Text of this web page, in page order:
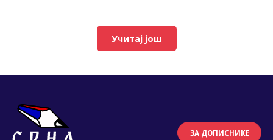
Учитај још
ЗА ДОПИСНИКЕ